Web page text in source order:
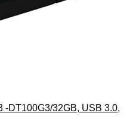
-DT100G3/32GB, USB 3.0,